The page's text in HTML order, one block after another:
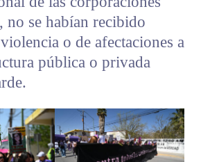
no se habían recibido
o de afectaciones a
pública o privada